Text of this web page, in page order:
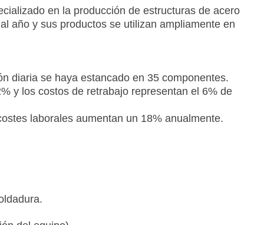
en la producción de estructuras de acero
año y sus productos se utilizan ampliamente en
diaria se haya estancado en 35 componentes.
y los costos de retrabajo representan el 6% de
laborales aumentan un 18% anualmente.